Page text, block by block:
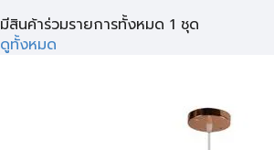
มีสินค้าร่วมรายการทั้งหมด 1 ชุด
ดูทั้งหมด